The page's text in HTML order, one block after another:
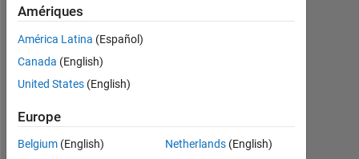
Actif
depuis
2022
0
Following:
0
Amériques
América Latina (Español)
Canada (English)
United States (English)
Europe
Belgium (English)
Netherlands(English)